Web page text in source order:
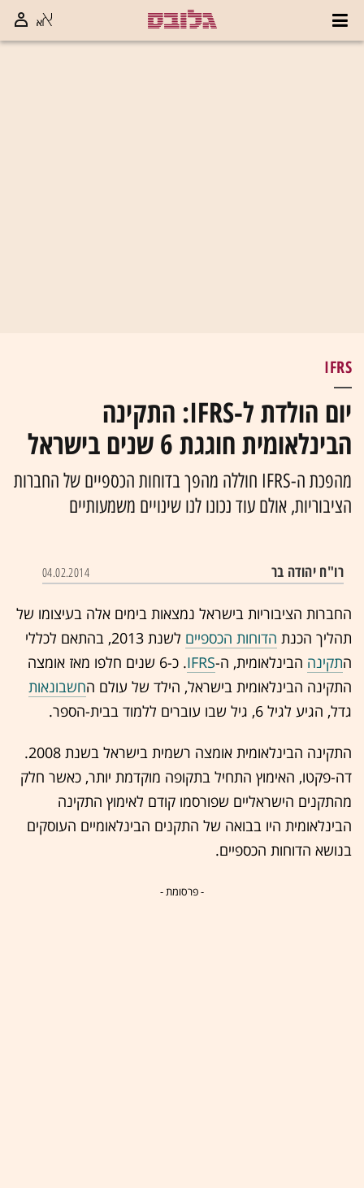
IFRS
יום הולדת ל-IFRS: התקינה
הבינלאומית חוגגת 6 שנים בישראל
מהפכת ה-‏IFRS‏ חוללה מהפך בדוחות הכספיים של החברות
הציבוריות, אולם עוד נכונו לנו שינויים משמעותיים
רו"ח יהודה בר 04.02.2014
החברות הציבוריות בישראל נמצאות בימים אלה בעיצומו של
תהליך הכנת הדוחות הכספיים
לשנת 2013, בהתאם לכללי
התקינה הבינלאומית, ה-IFRS
. כ-6 שנים חלפו מאז אומצה
התקינה הבינלאומית בישראל, הילד של עולם החשבונאות
גדל, הגיע לגיל 6, גיל שבו עוברים ללמוד בבית-הספר.
התקינה הבינלאומית אומצה רשמית בישראל בשנת 2008.
דה-פקטו, האימוץ התחיל בתקופה מוקדמת יותר, כאשר חלק
מהתקנים הישראליים שפורסמו קודם לאימוץ התקינה
הבינלאומית היו בבואה של התקנים הבינלאומיים העוסקים
בנושא הדוחות הכספיים.
- פרסומת -